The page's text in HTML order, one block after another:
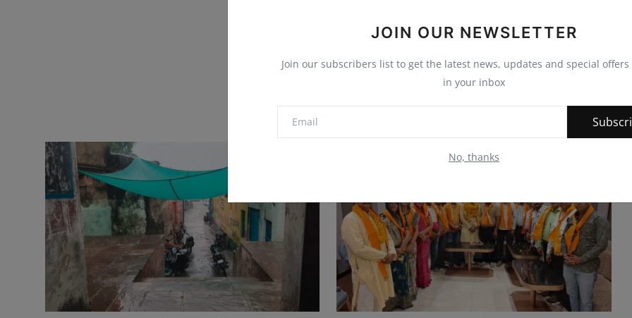
JOIN OUR NEWSLETTER
Join our subscribers list to get the latest news, updates and special
in your inbox
No, thanks
उमर बादशाह रहमतुल्लाह का 34वां सालाना उर्स संपन्न,
bherulal Jun 1, 2026 0 60